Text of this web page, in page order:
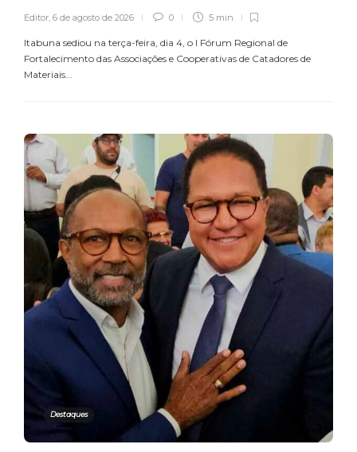
Editor, 6 de agosto de 2026 0 5 min
Itabuna sediou na terça-feira, dia 4, o I Fórum Regional de
Fortalecimento das Associações e Cooperativas de Catadores de
Materiais...
Destaques